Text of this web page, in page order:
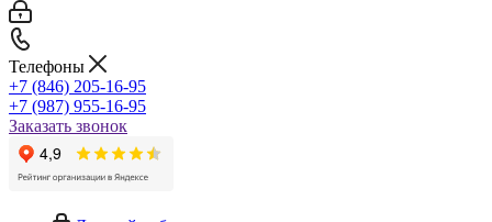
Телефоны
+7 (846) 205-16-95
+7 (987) 955-16-95
Заказать звонок